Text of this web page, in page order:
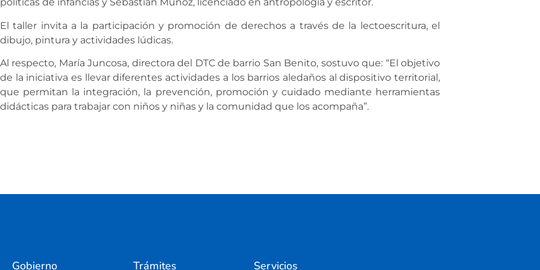
El taller invita a la participación y promoción de derechos a través de la lectoescritura, el
dibujo, pintura y actividades lúdicas.
Al respecto, María Juncosa, directora del DTC de barrio San Benito, sostuvo que: “El objetivo
de la iniciativa es llevar diferentes actividades a los barrios aledaños al dispositivo territorial,
que permitan la integración, la prevención, promoción y cuidado mediante herramientas
didácticas para trabajar con niños y niñas y la comunidad que los acompaña”.
Gobierno Trámites Servicios